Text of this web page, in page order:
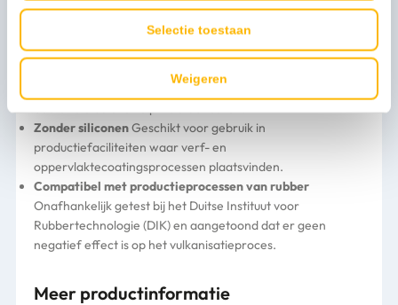
Selectie toestaan
Weigeren
op de handen, zodat er minder tijd nodig is om schuim te
Zeepvrije formule met huidvriendelijke pH-waarde
houden; een laag op het huidoppervlak die de natuurlijke
Zonder siliconenGeschikt voor gebruik in
productiefaciliteiten waar verf- en
oppervlaktecoatingsprocessen plaatsvinden.
Compatibel met productieprocessen van rubber
Onafhankelijk getest bij het Duitse Instituut voor
Rubbertechnologie (DIK) en aangetoond dat er geen
negatief effect is op het vulkanisatieproces.
Meer productinformatie